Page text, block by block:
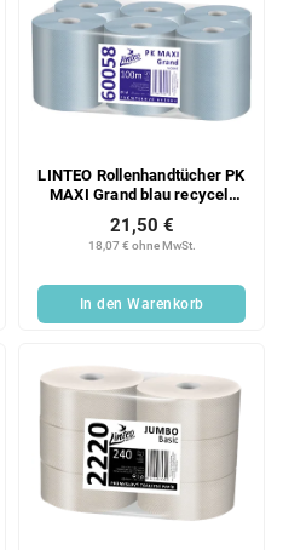
LINTEO Rollenhandtücher PK
MAXI Grand blau recycelt
18,07 € ohne MwSt.
21,50 €
In den Warenkorb